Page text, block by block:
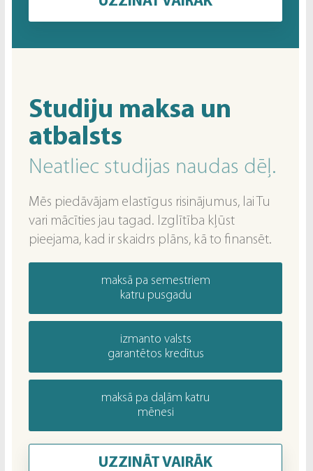
Studiju maksa un
atbalsts
Neatliec studijas naudas dēļ.
Mēs piedāvājam elastīgus risinājumus, lai Tu
vari mācīties jau tagad. Izglītība kļūst
pieejama, kad ir skaidrs plāns, kā to finansēt.
maksā pa semestriem
katru pusgadu
izmanto valsts
garantētos kredītus
maksā pa daļām katru
mēnesi
UZZINĀT VAIRĀK